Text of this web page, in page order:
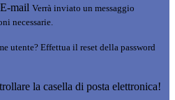
E-mail Verrà inviato un messaggio
necessarie.
utente? Effettua il reset della password
la casella di posta elettronica!